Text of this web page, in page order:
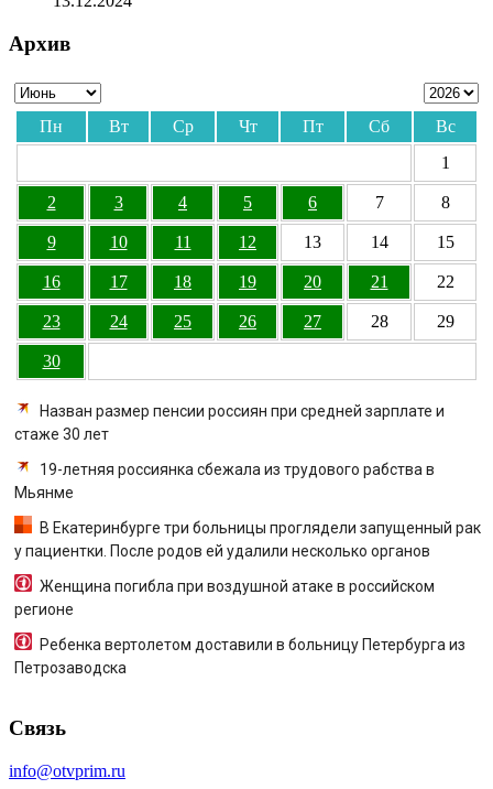
Архив
Пн Вт Ср Чт Пт Сб
Вс
1
2 3 4 5 6 7 8
9 10 11 12 13 14 15
16 17 18 19 20 21 22
23 24 25 26 27 28 29
30
Назван размер пенсии россиян при средней зарплате и
стаже 30 лет
19-летняя россиянка сбежала из трудового рабства в
Мьянме
В Екатеринбурге три больницы проглядели запущенный рак
у пациентки. После родов ей удалили несколько органов
Женщина погибла при воздушной атаке в российском
регионе
Ребенка вертолетом доставили в больницу Петербурга из
Петрозаводска
Связь
info@otvprim.ru